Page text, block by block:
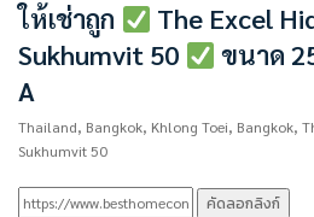
ให้เช่าถูก
The Excel
Sukhumvit 50
ขนาด
A
Thailand, Bangkok, Khlong Toei, Bangkok,
Sukhumvit 50
คัดลอกลิงก์